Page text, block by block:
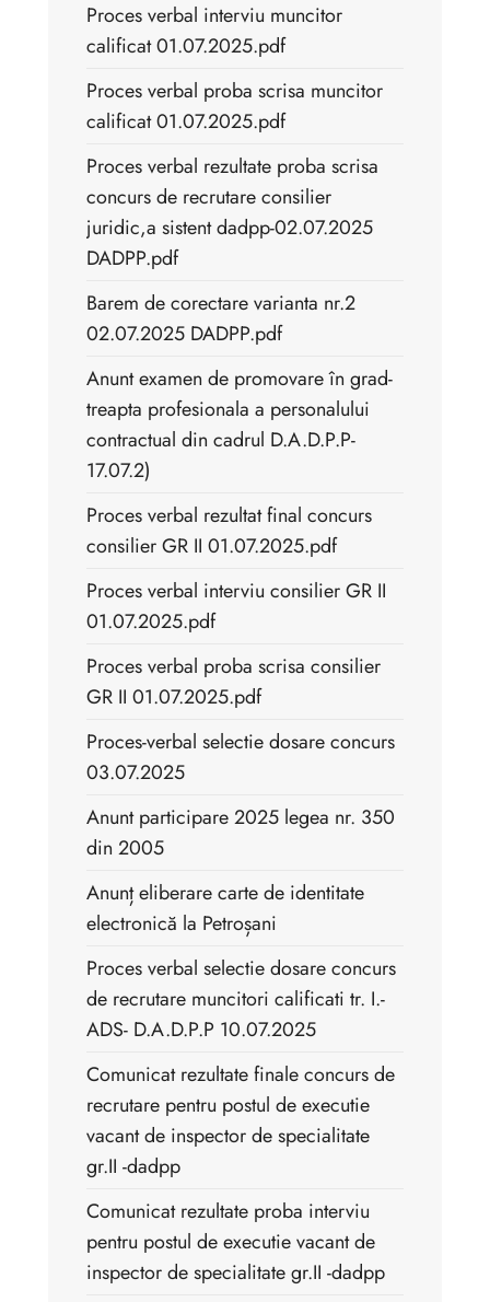
Proces verbal interviu muncitor
calificat 01.07.2025.pdf
Proces verbal proba scrisa muncitor
calificat 01.07.2025.pdf
Proces verbal rezultate proba scrisa
concurs de recrutare consilier
juridic,a sistent dadpp-02.07.2025
DADPP.pdf
Barem de corectare varianta nr.2
02.07.2025 DADPP.pdf
Anunt examen de promovare în grad-
treapta profesionala a personalului
contractual din cadrul D.A.D.P.P-
17.07.2)
Proces verbal rezultat final concurs
consilier GR II 01.07.2025.pdf
Proces verbal interviu consilier GR II
01.07.2025.pdf
Proces verbal proba scrisa consilier
GR II 01.07.2025.pdf
Proces-verbal selectie dosare concurs
03.07.2025
Anunt participare 2025 legea nr. 350
din 2005
Anunț eliberare carte de identitate
electronică la Petroșani
Proces verbal selectie dosare concurs
de recrutare muncitori calificati tr. I.-
ADS- D.A.D.P.P 10.07.2025
Comunicat rezultate finale concurs de
recrutare pentru postul de executie
vacant de inspector de specialitate
gr.II -dadpp
Comunicat rezultate proba interviu
pentru postul de executie vacant de
inspector de specialitate gr.II -dadpp